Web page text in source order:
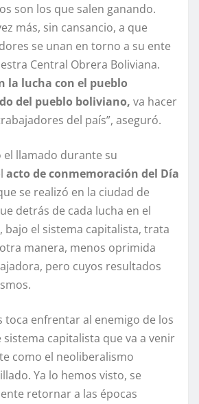
son los que salen ganando.
más, sin cansancio, a que
se unan en torno a su ente
Central Obrera Boliviana.
la lucha con el pueblo
del pueblo boliviano, va hacer
del país”, aseguró.
llamado durante su
acto de conmemoración del Día
se realizó en la ciudad de
detrás de cada lucha en el
el sistema capitalista, trata
manera, menos oprimida
pero cuyos resultados
toca enfrentar al enemigo de los
capitalista que va a venir
como el neoliberalismo
Ya lo hemos visto, se
retornar a las épocas